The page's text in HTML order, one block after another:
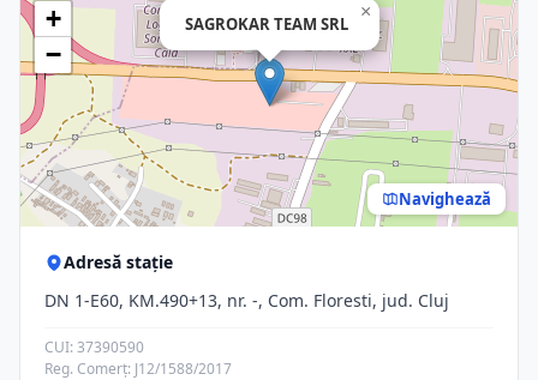
SAGROKAR TEAM SRL
×
+
−
Navighează
Adresă stație
DN 1-E60, KM.490+13, nr. -, Com. Floresti, jud. Cluj
CUI: 37390590
Reg. Comerț: J12/1588/2017